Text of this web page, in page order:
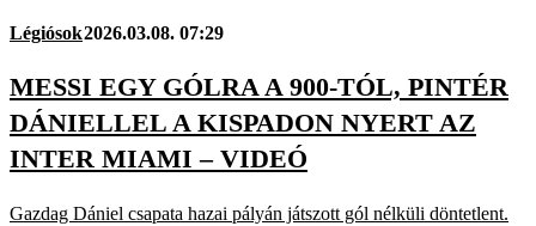
Légiósok2026.03.08. 07:29
MESSI EGY GÓLRA A 900-TÓL, PINTÉR
DÁNIELLEL A KISPADON NYERT AZ
INTER MIAMI – VIDEÓ
Gazdag Dániel csapata hazai pályán játszott gól nélküli döntetlent.